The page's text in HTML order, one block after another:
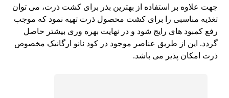
جهت علاوه بر استفاده از بهترین بذر برای کشت ذرت، می توان
تغذیه مناسبی را برای کشت محصول ذرت تهیه نمود که موجب
رفع کمبود های رایج شود و در نهایت بهره وری بیشتر حاصل
گردد. این از طریق عناصر موجود در کود نانو ارگانیک مخصوص
ذرت امکان پذیر می باشد.